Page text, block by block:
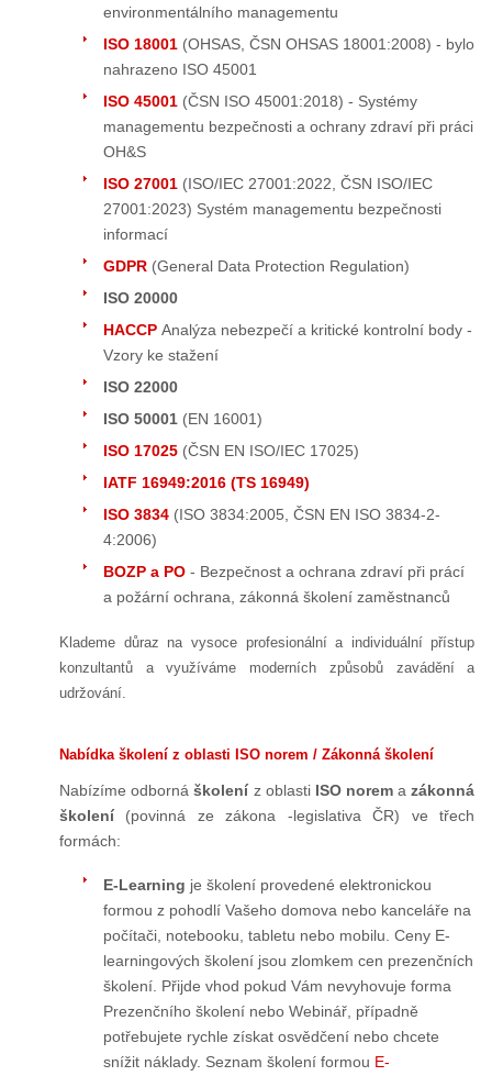
environmentálního managementu
ISO 18001 (OHSAS, ČSN OHSAS 18001:2008) - bylo
nahrazeno ISO 45001
ISO 45001(ČSN ISO 45001:2018) - Systémy
managementu bezpečnosti a ochrany zdraví při práci
OH&S
ISO 27001 (ISO/IEC 27001:2022, ČSN ISO/IEC
27001:2023) Systém managementu bezpečnosti
informací
GDPR (General Data Protection Regulation)
ISO 20000
HACCPAnalýza nebezpečí a kritické kontrolní body -
Vzory ke stažení
ISO 22000
ISO 50001 (EN 16001)
ISO 17025(ČSN EN ISO/IEC 17025)
IATF 16949:2016 (TS 16949)
ISO 3834(ISO 3834:2005, ČSN EN ISO 3834-2-
4:2006)
BOZP a PO - Bezpečnost a ochrana zdraví při prácí
a požární ochrana, zákonná školení zaměstnanců
Klademe důraz na vysoce profesionální a individuální přístup
konzultantů a využíváme moderních způsobů zavádění a
udržování.
Nabídka školení z oblasti ISO norem / Zákonná školení
Nabízíme odbornáškoleníz oblasti ISO norem azákonná
školení(povinná ze zákona -legislativa ČR) ve třech
formách:
E-Learning je školení provedené elektronickou
formou z pohodlí Vašeho domova nebo kanceláře na
počítači, notebooku, tabletu nebo mobilu. Ceny E-
learningových školení jsou zlomkem cen prezenčních
školení. Přijde vhod pokud Vám nevyhovuje forma
Prezenčního školení nebo Webinář, případně
potřebujete rychle získat osvědčení nebo chcete
snížit náklady. Seznam školení formou E-